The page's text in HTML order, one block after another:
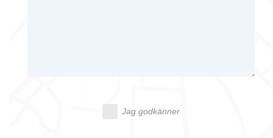
Jag godkänner